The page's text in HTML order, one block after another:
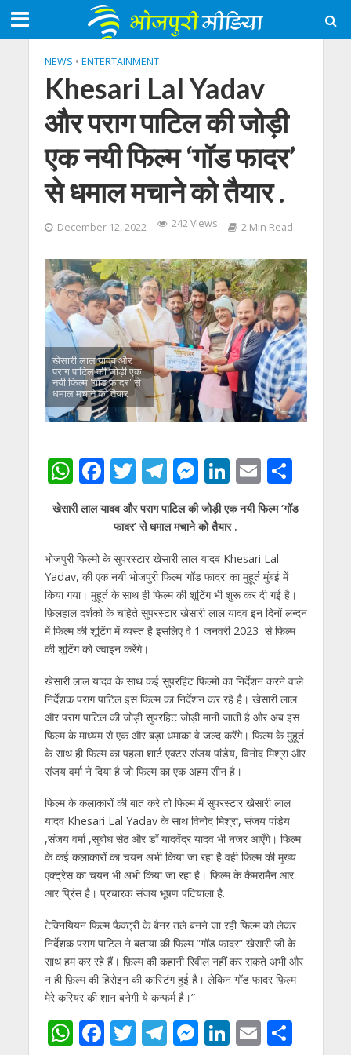
NEWS • ENTERTAINMENT
Khesari Lal Yadav
और पराग पाटिल की जोड़ी
एक नयी फिल्म ‘गॉड फादर’
से धमाल मचाने को तैयार .
December 12, 2022 242 Views 2 Min Read
खेसारी लाल यादव और
पराग पाटिल की जोड़ी एक
नयी फिल्म 'गॉड फादर' से
धमाल मचाने को तैयार .
W
h
at
s
A
p
p
F
ac
e
b
o
o
k
T
w
itt
er
T
el
e
gr
a
m
M
e
ss
n
g
er
Li
n
k
e
dI
n
E
m
ai
l
S
h
ar
खेसारी लाल यादव और पराग पाटिल की जोड़ी एक नयी फिल्म ‘गॉड
फादर’ से धमाल मचाने को तैयार .
भोजपुरी फिल्मो के सुपरस्टार खेसारी लाल यादव Khesari Lal
Yadav, की एक नयी भोजपुरी फिल्म ‘गॉड फादर’ का मुहूर्त मुंबई में
किया गया। मुहूर्त के साथ ही फिल्म की शूटिंग भी शुरू कर दी गई है।
फ़िलहाल दर्शको के चहिते सुपरस्टार खेसारी लाल यादव इन दिनों लन्दन
में फिल्म की शूटिंग में व्यस्त है इसलिए वे 1 जनवरी 2023 से फिल्म
की शूटिंग को ज्वाइन करेंगे।
खेसारी लाल यादव के साथ कई सुपरहिट फिल्मो का निर्देशन करने वाले
निर्देशक पराग पाटिल इस फिल्म का निर्देशन कर रहे है। खेसारी लाल
और पराग पाटिल की जोड़ी सुपरहिट जोड़ी मानी जाती है और अब इस
फिल्म के माध्यम से एक और बड़ा धमाका वे जल्द करेंगे। फिल्म के मुहूर्त
के साथ ही फिल्म का पहला शार्ट एक्टर संजय पांडेय, विनोद मिश्रा और
संजय वर्मा ने दिया है जो फिल्म का एक अहम सीन है।
फिल्म के कलाकारों की बात करे तो फिल्म में सुपरस्टार खेसारी लाल
यादव Khesari Lal Yadav के साथ विनोद मिश्रा, संजय पांडेय
,संजय वर्मा ,सुबोध सेठ और डॉ यादवेंद्र यादव भी नजर आएँगे। फिल्म
के कई कलाकारों का चयन अभी किया जा रहा है वही फिल्म की मुख्य
एक्ट्रेस का चयन भी अभी किया जा रहा है। फिल्म के कैमरामैन आर
आर प्रिंस है। प्रचारक संजय भूषण पटियाला है.
टेक्नियियन फिल्म फैक्ट्री के बैनर तले बनने जा रही फिल्म को लेकर
निर्देशक पराग पाटिल ने बताया की फिल्म ”गॉड फादर” खेसारी जी के
साथ हम कर रहे हैं। फ़िल्म की कहानी रिवील नहीं कर सकते अभी और
न ही फ़िल्म की हिरोइन की कास्टिंग हुई है। लेकिन गॉड फादर फ़िल्म
मेरे करियर की शान बनेगी ये कन्फर्म है।”
W F T T M Li E S